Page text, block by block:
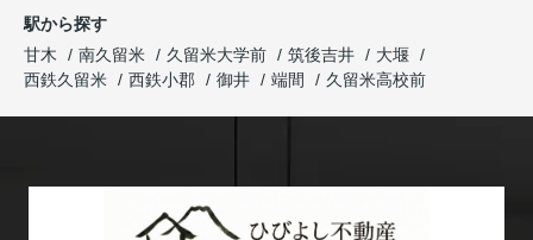
駅から探す
甘木
南久留米 久留米大学前 筑後吉井
大堰
西鉄久留米
西鉄小郡 御井 端間 久留米高校前